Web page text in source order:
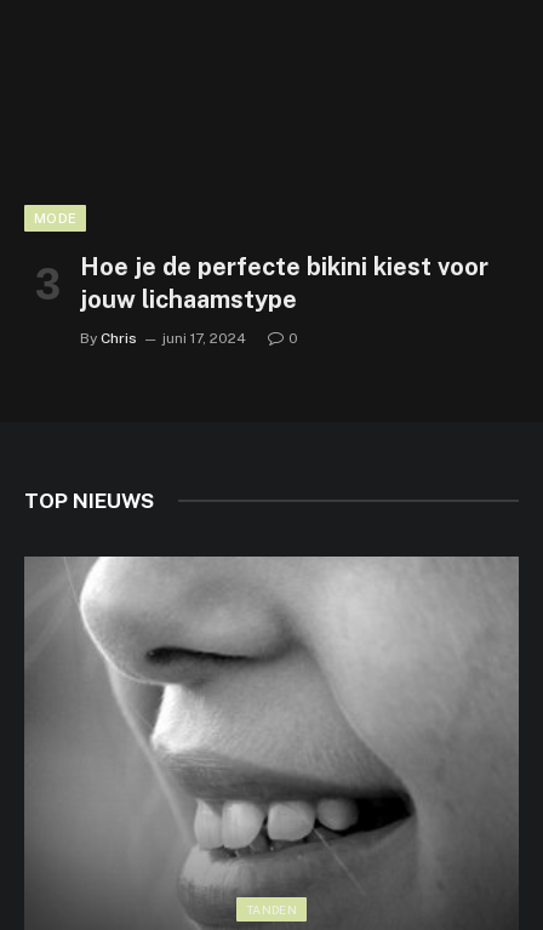
MODE
Hoe je de perfecte bikini kiest voor
jouw lichaamstype
By Chris juni 17, 2024 0
TOP NIEUWS
TANDEN